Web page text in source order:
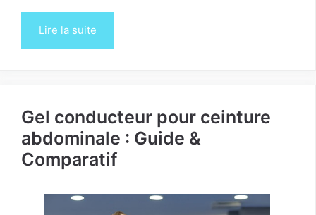
Lire la suite
Gel conducteur pour ceinture
abdominale : Guide &
Comparatif